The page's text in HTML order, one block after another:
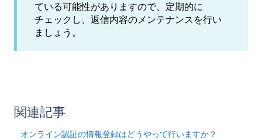
ている可能性がありますので、定期的に
チェックし、返信内容のメンテナンスを行い
ましょう。
関連記事
オンライン認証の情報登録はどうやって行いますか？